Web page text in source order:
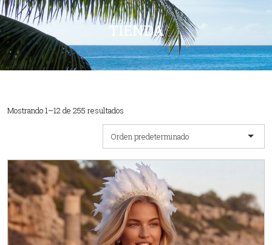
TIENDA
Mostrando 1–12 de 255 resultados
Orden predeterminado